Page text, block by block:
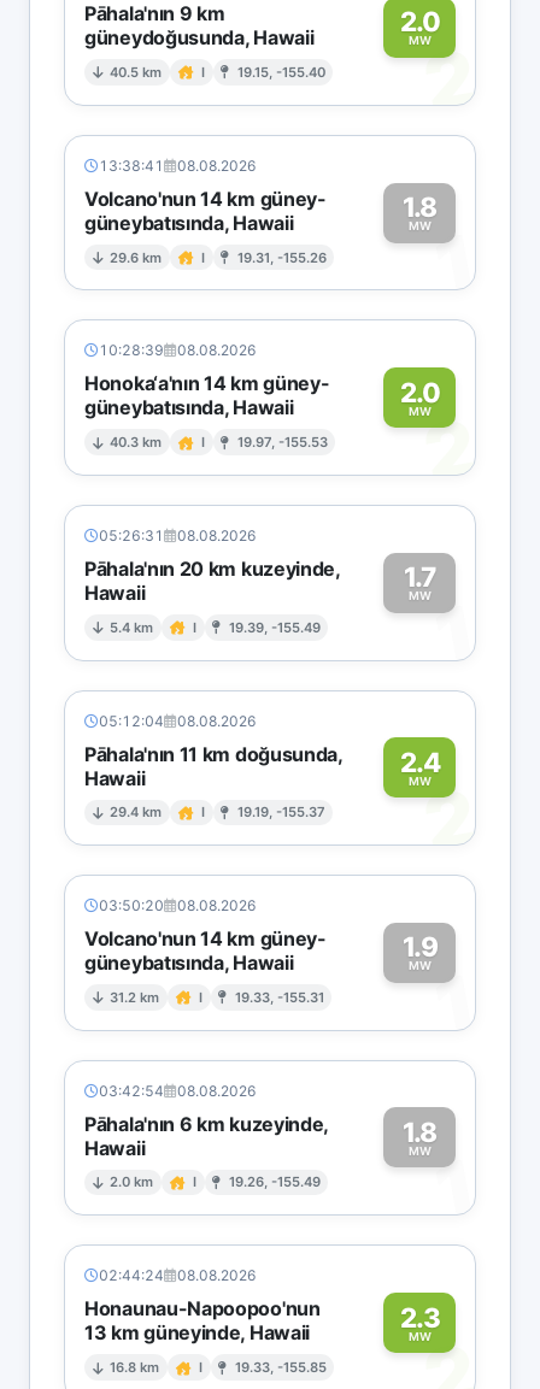
Pāhala'nın 9 km
güneydoğusunda, Hawaii
40.5 km I 19.15, -155.40
2.0
MW
2
13:38:41 08.08.2026
Volcano'nun 14 km güney-
güneybatısında, Hawaii
29.6 km I 19.31, -155.26
1.8
MW1
10:28:39 08.08.2026
Honoka‘a'nın 14 km güney-
güneybatısında, Hawaii
40.3 km I 19.97, -155.53
2.0
MW2
05:26:31 08.08.2026
Pāhala'nın 20 km kuzeyinde,
Hawaii
5.4 km I 19.39, -155.49
1.7
MW1
05:12:04 08.08.2026
Pāhala'nın 11 km doğusunda,
Hawaii
29.4 km I 19.19, -155.37
2.4
MW2
03:50:20 08.08.2026
Volcano'nun 14 km güney-
güneybatısında, Hawaii
31.2 km I 19.33, -155.31
1.9
MW1
03:42:54 08.08.2026
Pāhala'nın 6 km kuzeyinde,
Hawaii
2.0 km I 19.26, -155.49
1.8
MW1
02:44:24 08.08.2026
Honaunau-Napoopoo'nun
13 km güneyinde, Hawaii
16.8 km I 19.33, -155.85
2.3
MW